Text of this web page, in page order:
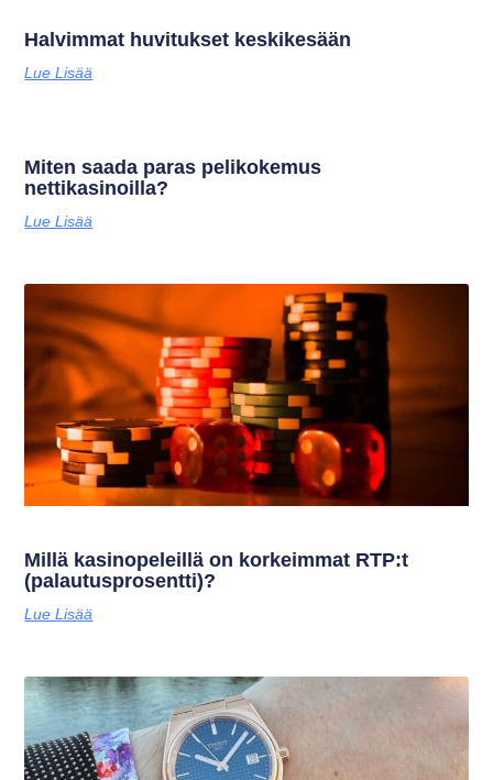
Halvimmat huvitukset keskikesään
Lue Lisää
Miten saada paras pelikokemus
nettikasinoilla?
Lue Lisää
Millä kasinopeleillä on korkeimmat RTP:t
(palautusprosentti)?
Lue Lisää